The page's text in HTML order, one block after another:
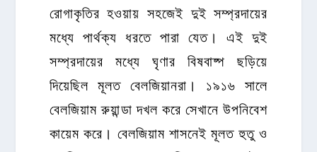
রোগাকৃতির হওয়ায় সহজেই দুই সম্প্রদায়ের
মধ্যে পার্থক্য ধরতে পারা যেত। এই দুই
সম্প্রদায়ের মধ্যে ঘৃণার বিষবাষ্প ছড়িয়ে
দিয়েছিল মূলত বেলজিয়ানরা। ১৯১৬ সালে
বেলজিয়াম রুয়ান্ডা দখল করে সেখানে উপনিবেশ
কায়েম করে। বেলজিয়াম শাসনেই মূলত হুতু ও